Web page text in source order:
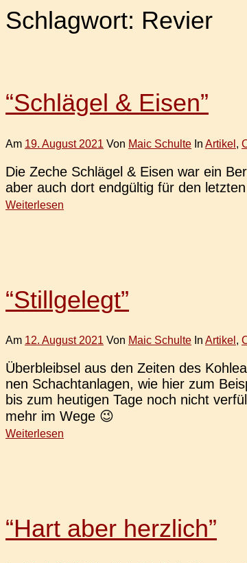
Schlagwort: Revier
“Schlägel & Eisen”
Am 19. August 2021 Von Maic Schulte In Artikel ,
Die Zeche Schlä­gel & Eisen war ein
aber auch dort end­gül­tig für den
Weiterlesen
“Stillgelegt”
Am 12. August 2021 Von Maic Schulte In Artikel ,
Über­bleib­sel aus den Zeiten des
nen Schacht­an­la­gen, wie hier zum
bis zum heu­ti­gen Tage noch nicht
mehr im Wege 😉
Weiterlesen
“Hart aber herzlich”